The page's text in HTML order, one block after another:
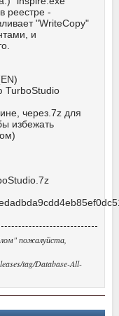
реестре -
"WriteCopy"
и
TurboStudio
через.7z для
избежать
пожалуйста,
tag/Database-All-